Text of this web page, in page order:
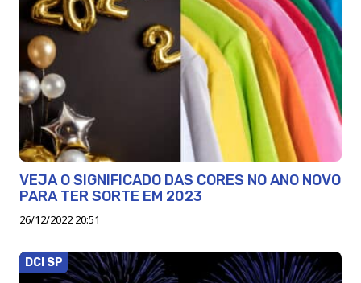
VEJA O SIGNIFICADO DAS CORES NO ANO NOVO
PARA TER SORTE EM 2023
26/12/2022 20:51
DCI SP